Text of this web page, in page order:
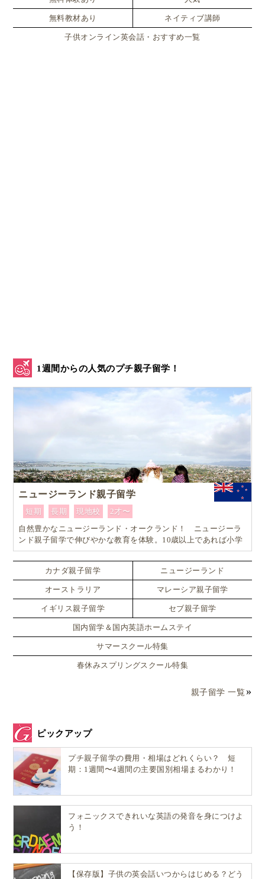
無料教材あり ネイティブ講師
子供オンライン英会話・おすすめ一覧
1週間からの人気のプチ親子留学！
ニュージーランド親子留学
短期 長期 現地校
2才〜
自然豊かなニュージーランド・オークランド！ ニュージーラ
ンド親子留学で伸びやかな教育を体験。10歳以上であれば小学
生でも単身留学可能なスペシャルプラン！！
カナダ親子留学 ニュージーランド
オーストラリア マレーシア親子留学
イギリス親子留学 セブ親子留学
国内留学＆国内英語ホームステイ
サマースクール特集
春休みスプリングスクール特集
親子留学 一覧
ピックアップ
プチ親子留学の費用・相場はどれくらい？ 短
期：1週間〜4週間の主要国別相場まるわかり！
フォニックスできれいな英語の発音を身につけよ
う！
【保存版】子供の英会話いつからはじめる？どう